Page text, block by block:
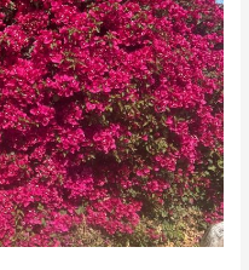
שבוע
עבודה
מקוצר
בהייטק?